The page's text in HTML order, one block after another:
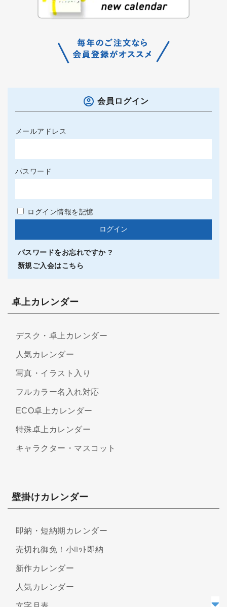
会員ログイン
メールアドレス
パスワード
ログイン情報を記憶
パスワードをお忘れですか ?
新規ご入会はこちら
卓上カレンダー
デスク・卓上カレンダー
人気カレンダー
写真・イラスト入り
フルカラー名入れ対応
ECO卓上カレンダー
特殊卓上カレンダー
キャラクター・マスコット
壁掛けカレンダー
即納・短納期カレンダー
売切れ御免！小ﾛｯﾄ即納
新作カレンダー
人気カレンダー